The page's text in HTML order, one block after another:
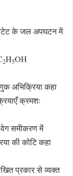
के जल अपघटन में
2H5OH
अभिक्रिया कहा
क्रमशः
समीकरण में
की कोटि कहा
प्रकार से व्यक्त